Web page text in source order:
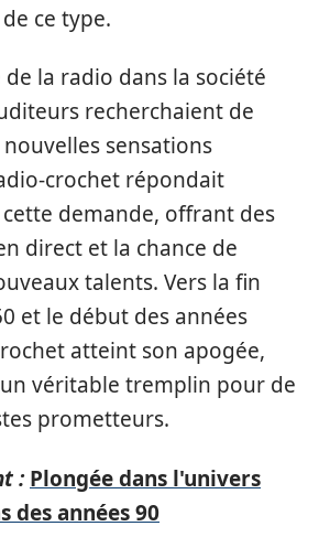
ce type.
la radio dans la société
recherchaient de
sensations
crochet répondait
demande, offrant des
direct et la chance de
talents. Vers la fin
et le début des années
atteint son apogée,
véritable tremplin pour de
prometteurs.
: Plongée dans l'univers
des années 90